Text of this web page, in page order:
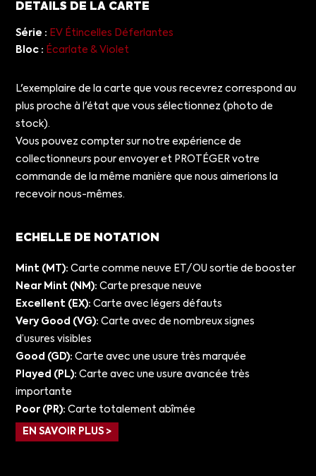
DETAILS DE LA CARTE
Série : EV Étincelles Déferlantes
Bloc : Écarlate & Violet
L'exemplaire de la carte que vous recevrez correspond au
plus proche à l'état que vous sélectionnez (photo de
stock).
Vous pouvez compter sur notre expérience de
collectionneurs pour envoyer et PROTÉGER votre
commande de la même manière que nous aimerions la
recevoir nous-mêmes.
ECHELLE DE NOTATION
Mint (MT): Carte comme neuve ET/OU sortie de booster
Near Mint (NM): Carte presque neuve
Excellent (EX): Carte avec légers défauts
Very Good (VG): Carte avec de nombreux signes
d’usures visibles
Good (GD): Carte avec une usure très marquée
Played (PL): Carte avec une usure avancée très
importante
Poor (PR): Carte totalement abîmée
EN SAVOIR PLUS >